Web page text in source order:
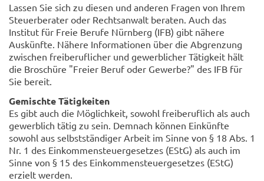
Lassen Sie sich zu diesen und anderen Fragen von Ihrem
Steuerberater oder Rechtsanwalt beraten. Auch das
Institut für Freie Berufe Nürnberg (IFB) gibt nähere
Auskünfte. Nähere Informationen über die Abgrenzung
zwischen freiberuflicher und gewerblicher Tätigkeit hält
die Broschüre "Freier Beruf oder Gewerbe?" des IFB für
Sie bereit.
Gemischte Tätigkeiten
Es gibt auch die Möglichkeit, sowohl freiberuflich als auch
gewerblich tätig zu sein. Demnach können Einkünfte
sowohl aus selbstständiger Arbeit im Sinne von § 18 Abs. 1
Nr. 1 des Einkommensteuergesetzes (EStG) als auch im
Sinne von § 15 des Einkommensteuergesetzes (EStG)
erzielt werden.